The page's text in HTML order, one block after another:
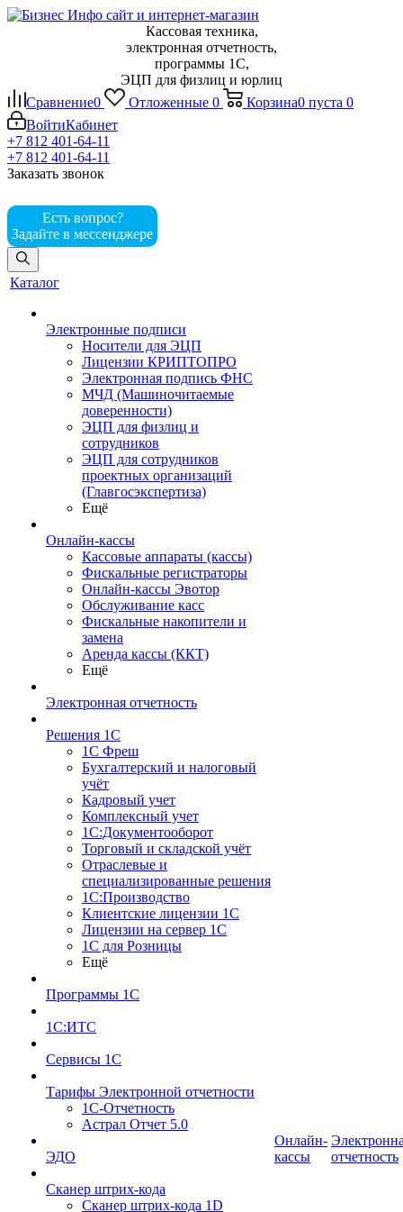
Кассовая техника,
электронная отчетность,
программы 1С,
ЭЦП для физлиц и юрлиц
Сравнение0 Отложенные 0 Корзина0 пуста 0
ВойтиКабинет
+7 812 401-64-11
+7 812 401-64-11
Заказать звонок
Есть вопрос?
Задайте в мессенджере
Каталог
Электронные подписи
Носители для ЭЦП
Лицензии КРИПТОПРО
Электронная подпись ФНС
МЧД (Машиночитаемые
доверенности)
ЭЦП для физлиц и
сотрудников
ЭЦП для сотрудников
проектных организаций
(Главгосэкспертиза)
Ещё
Онлайн-кассы
Кассовые аппараты (кассы)
Фискальные регистраторы
Онлайн-кассы Эвотор
Обслуживание касс
Фискальные накопители и
замена
Аренда кассы (ККТ)
Ещё
Электронная отчетность
Решения 1С
1С Фреш
Бухгалтерский и налоговый
учёт
Кадровый учет
Комплексный учет
1С:Документооборот
Торговый и складской учёт
Отраслевые и
специализированные решения
1С:Производство
Клиентские лицензии 1С
Лицензии на сервер 1С
1С для Розницы
Ещё
Программы 1С
1С:ИТС
Сервисы 1С
Тарифы Электронной отчетности
1С-Отчетность
Астрал Отчет 5.0
ЭДО
Сканер штрих-кода
Сканер штрих-кода 1D
Онлайн-
кассы
отчетность